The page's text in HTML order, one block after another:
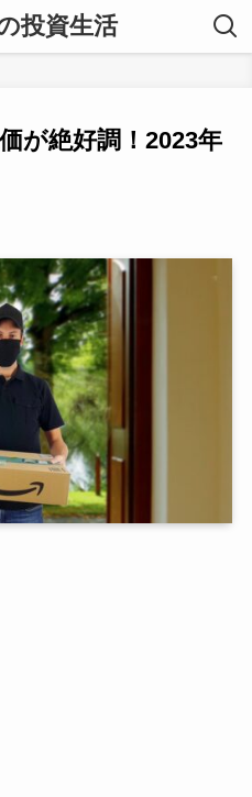
投資生活
が絶好調！2023年